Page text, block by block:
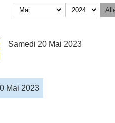
Samedi 20 Mai 2023
Mai 2023